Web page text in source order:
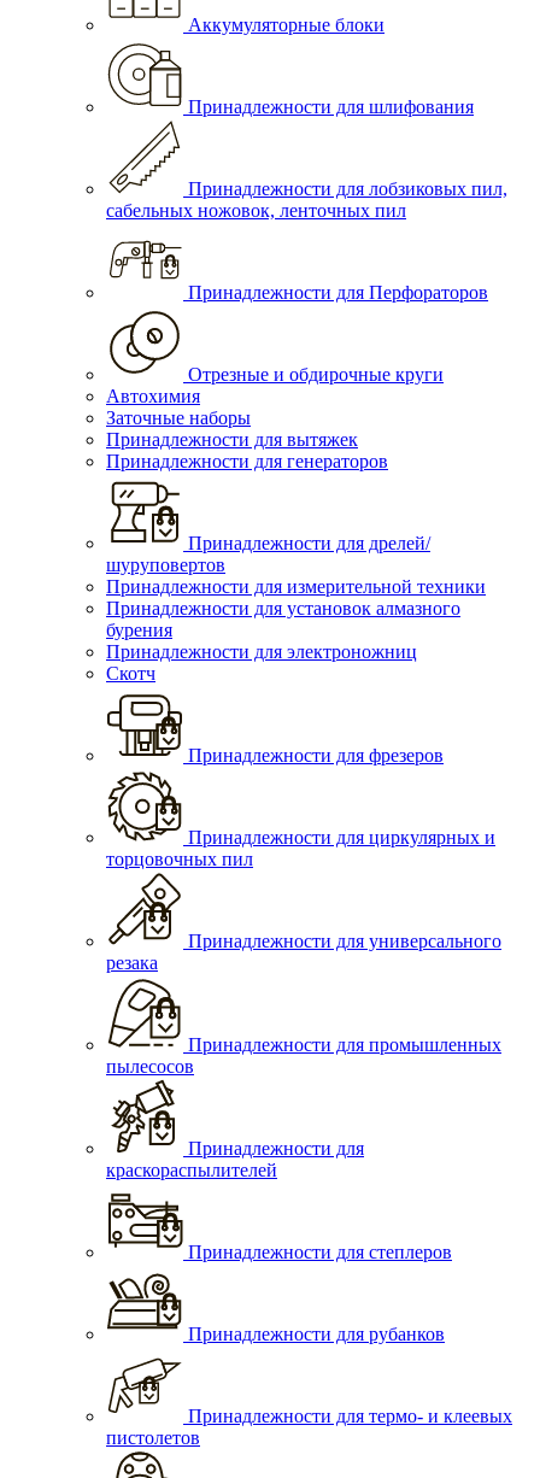
Аккумуляторные блоки
Принадлежности для шлифования
Принадлежности для лобзиковых пил,
сабельных ножовок, ленточных пил
Принадлежности для Перфораторов
Отрезные и обдирочные круги
Автохимия
Заточные наборы
Принадлежности для вытяжек
Принадлежности для генераторов
Принадлежности для дрелей/
шуруповертов
Принадлежности для измерительной техники
Принадлежности для установок алмазного
бурения
Принадлежности для электроножниц
Скотч
Принадлежности для фрезеров
Принадлежности для циркулярных и
торцовочных пил
Принадлежности для универсального
резака
Принадлежности для промышленных
пылесосов
Принадлежности для
краскораспылителей
Принадлежности для степлеров
Принадлежности для рубанков
Принадлежности для термо- и клеевых
пистолетов